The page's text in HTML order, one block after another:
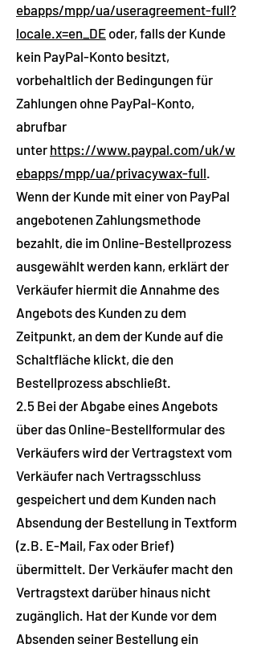
ebapps/mpp/ua/useragreement-full?
locale.x=en_DE oder, falls der Kunde
kein PayPal-Konto besitzt,
vorbehaltlich der Bedingungen für
Zahlungen ohne PayPal-Konto,
abrufbar
unter https://www.paypal.com/uk/w
ebapps/mpp/ua/privacywax-full.
Wenn der Kunde mit einer von PayPal
angebotenen Zahlungsmethode
bezahlt, die im Online-Bestellprozess
ausgewählt werden kann, erklärt der
Verkäufer hiermit die Annahme des
Angebots des Kunden zu dem
Zeitpunkt, an dem der Kunde auf die
Schaltfläche klickt, die den
Bestellprozess abschließt.
2.5 Bei der Abgabe eines Angebots
über das Online-Bestellformular des
Verkäufers wird der Vertragstext vom
Verkäufer nach Vertragsschluss
gespeichert und dem Kunden nach
Absendung der Bestellung in Textform
(z.B. E-Mail, Fax oder Brief)
übermittelt. Der Verkäufer macht den
Vertragstext darüber hinaus nicht
zugänglich. Hat der Kunde vor dem
Absenden seiner Bestellung ein